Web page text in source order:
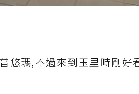
悠瑪,不過來到玉里時剛好